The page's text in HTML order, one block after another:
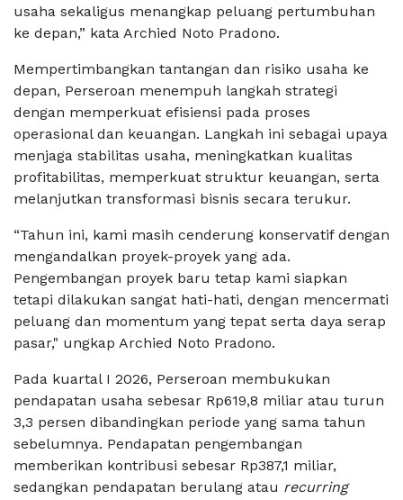
usaha sekaligus menangkap peluang pertumbuhan
ke depan,” kata Archied Noto Pradono.
Mempertimbangkan tantangan dan risiko usaha ke
depan, Perseroan menempuh langkah strategi
dengan memperkuat efisiensi pada proses
operasional dan keuangan. Langkah ini sebagai upaya
menjaga stabilitas usaha, meningkatkan kualitas
profitabilitas, memperkuat struktur keuangan, serta
melanjutkan transformasi bisnis secara terukur.
“Tahun ini, kami masih cenderung konservatif dengan
mengandalkan proyek-proyek yang ada.
Pengembangan proyek baru tetap kami siapkan
tetapi dilakukan sangat hati-hati, dengan mencermati
peluang dan momentum yang tepat serta daya serap
pasar," ungkap Archied Noto Pradono.
Pada kuartal I 2026, Perseroan membukukan
pendapatan usaha sebesar Rp619,8 miliar atau turun
3,3 persen dibandingkan periode yang sama tahun
sebelumnya. Pendapatan pengembangan
memberikan kontribusi sebesar Rp387,1 miliar,
sedangkan pendapatan berulang atau recurring